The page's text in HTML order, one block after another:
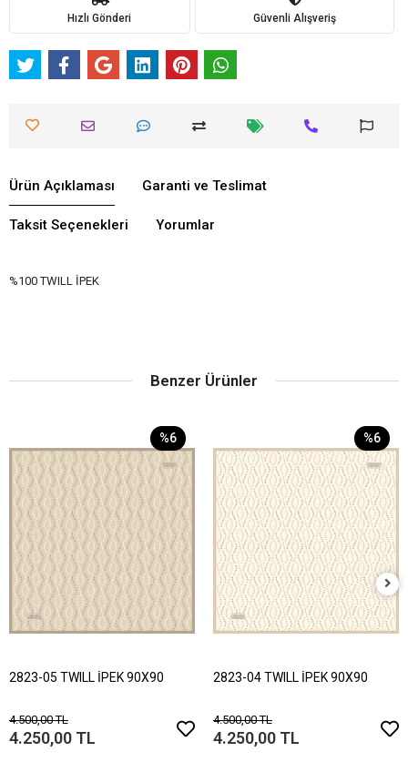
Hızlı Gönderi Güvenli Alışveriş
Ürün Açıklaması Garanti ve Teslimat
Taksit Seçenekleri Yorumlar
%100 TWILL İPEK
Benzer Ürünler
%6
2823-05 TWILL İPEK 90X90
4.500,00 TL
4.250,00 TL
%6
2823-04 TWILL İPEK 90X90
4.500,00 TL
4.250,00 TL